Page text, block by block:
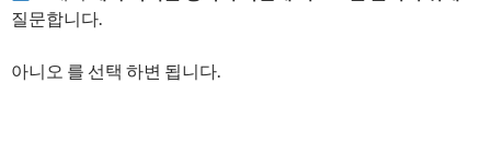
질문합니다.
아니오 를 선택 하변 됩니다.